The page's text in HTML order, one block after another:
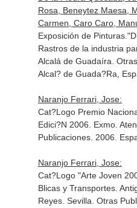
Rosa, Beneytez Maesa,
Carmen, Caro Caro,
Exposición de
Rastros de la industria
Alcalá de Guadaíra.
Alcal? de Guada?Ra,
Naranjo Ferrari, Jose:
Cat?Logo Premio
Edici?N 2006. Exmo.
Publicaciones. 2006.
Naranjo Ferrari, Jose:
Cat?Logo "Arte Joven
Blicas y Transportes.
Reyes. Sevilla. Otras